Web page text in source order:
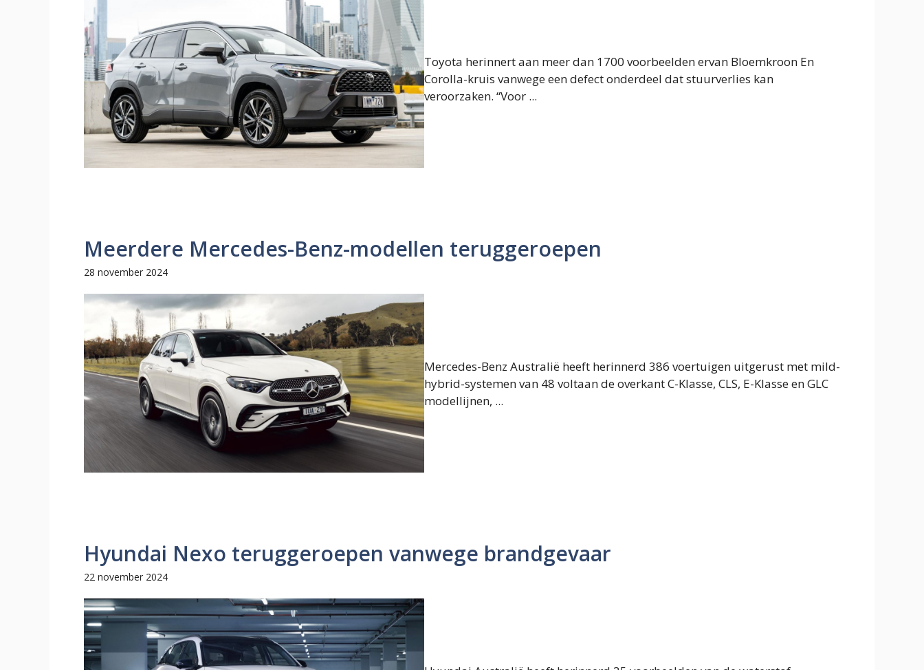
Toyota herinnert aan meer dan 1700 voorbeelden ervan Bloemkroon En
Corolla-kruis vanwege een defect onderdeel dat stuurverlies kan
veroorzaken. “Voor ...
Meerdere Mercedes-Benz-modellen teruggeroepen
28 november 2024
Mercedes-Benz Australië heeft herinnerd 386 voertuigen uitgerust met mild-
hybrid-systemen van 48 voltaan de overkant C-Klasse, CLS, E-Klasse en GLC
modellijnen, ...
Hyundai Nexo teruggeroepen vanwege brandgevaar
22 november 2024